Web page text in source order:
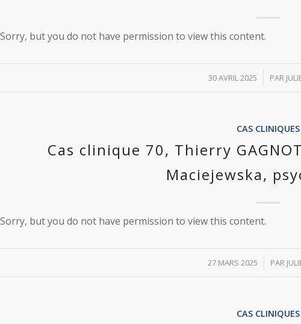
Sorry, but you do not have permission to view this content.
30 AVRIL 2025
/ PAR
CAS CLINIQUES
Cas clinique 70, Thierry
Maciejewska,
Sorry, but you do not have permission to view this content.
27 MARS 2025
/ PAR
CAS CLINIQUES